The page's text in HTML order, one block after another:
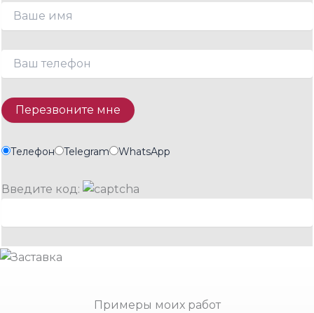
Телефон Telegram WhatsApp
Введите код:
Примеры моих работ